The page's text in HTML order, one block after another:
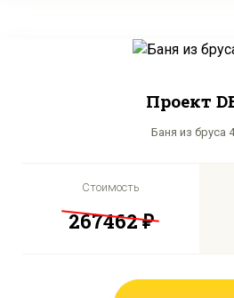
Проект
Баня из бруса
Стоимость
267462 ₽